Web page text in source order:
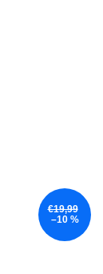
€19,99
–10 %